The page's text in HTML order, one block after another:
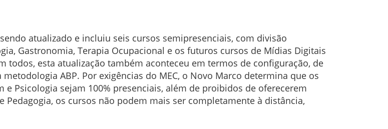
atualizado e incluiu seis cursos semipresenciais, com divisão
Gastronomia, Terapia Ocupacional e os futuros cursos de Mídias Digitais
todos, esta atualização também aconteceu em termos de configuração, de
ABP. Por exigências do MEC, o Novo Marco determina que os
Psicologia sejam 100% presenciais, além de proibidos de oferecerem
Pedagogia, os cursos não podem mais ser completamente à distância,